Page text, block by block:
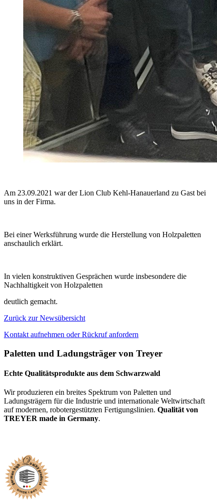
Am 23.09.2021 war der Lion Club Kehl-Hanauerland zu Gast bei
uns in der Firma.
Bei einer Werksführung wurde die Herstellung von Holzpaletten
anschaulich erklärt.
In vielen konstruktiven Gesprächen wurde insbesondere die
Nachhaltigkeit von Holzpaletten
deutlich gemacht.
Zurück zur Newsübersicht
Kontakt aufnehmen oder Rückruf anfordern
Paletten und Ladungsträger von Treyer
Echte Qualitätsprodukte aus dem Schwarzwald
Wir produzieren ein breites Spektrum von Paletten und
Ladungsträgern für die Industrie und internationale Weltwirtschaft
auf modernen, robotergestützten Fertigungslinien. Qualität von
TREYER made in Germany.